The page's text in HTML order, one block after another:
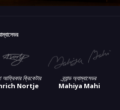
আফ্রিকার ক্রিকেটার
Nortje
ব্র্যান্ড অ্যাম্বাসেডর
Mahiya Mahi